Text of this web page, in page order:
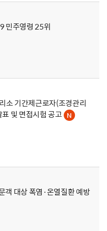
민주영령 25위
소 기간제근로자(조경관리
및 면접시험 공고
객 대상 폭염·온열질환 예방